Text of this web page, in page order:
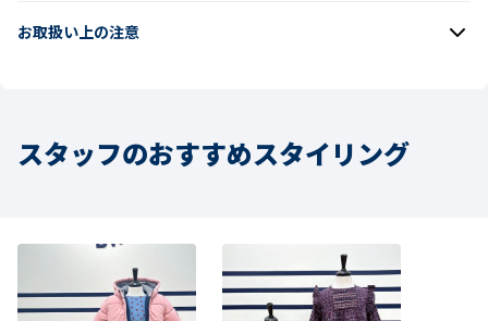
お取扱い上の注意
スタッフのおすすめスタイリング